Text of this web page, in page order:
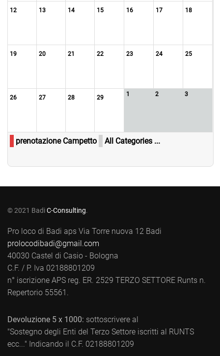
12 13 14 15 16 17 18
19 20 21 22 23 24 25
26 27 28 29 1 2 3
prenotazione Campetto All Categories ...
© 2021 BadiC-Consulting.
Pro loco di Badi aps Via Torre nuova 12 Badi
prolocodibadi@gmail.com
40030 Castel di Casio - Bologna
C.F. / P. Iva 02188801209
n° iscrizione APS reg. ER. 2529 TERZO SETTORE Runts n.
Repertorio 55561.
Devoluzione 5 x 1000: sottoscrivere al
"Sostegno degli Enti del Terzo Settore iscritti al RUNTS
ecc..." Indicando il C.F. 02188801209